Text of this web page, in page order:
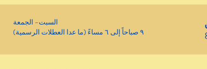
السبت– الجمعة